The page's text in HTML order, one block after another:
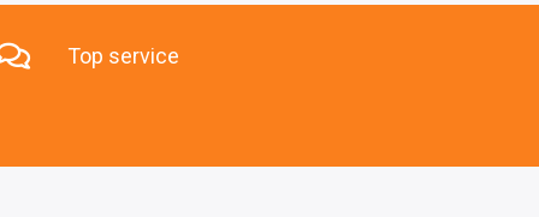
Top service